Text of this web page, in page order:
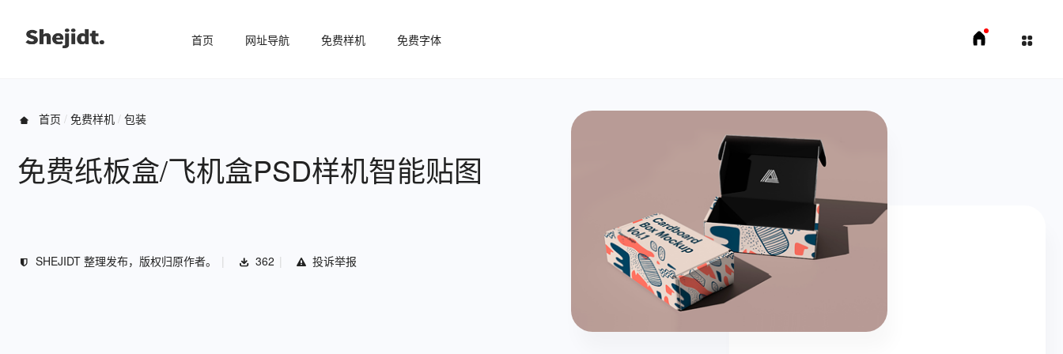
首页 网址导航 免费样机 免费字体
首页 免费样机 包装
免费纸板盒/飞机盒PSD样机智能贴图
SHEJIDT 整理发布，版权归原作者。 362 投诉举报